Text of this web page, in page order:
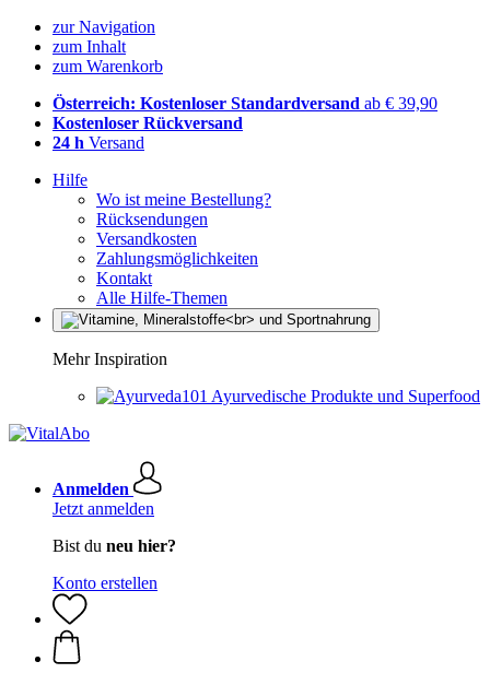
zur Navigation
zum Inhalt
zum Warenkorb
Österreich: Kostenloser Standardversand ab € 39,90
Kostenloser Rückversand
24 h Versand
Hilfe
Wo ist meine Bestellung?
Rücksendungen
Versandkosten
Zahlungsmöglichkeiten
Kontakt
Alle Hilfe-Themen
Mehr Inspiration
Ayurvedische Produkte und Superfood
Anmelden
Jetzt anmelden
Bist du neu hier?
Konto erstellen